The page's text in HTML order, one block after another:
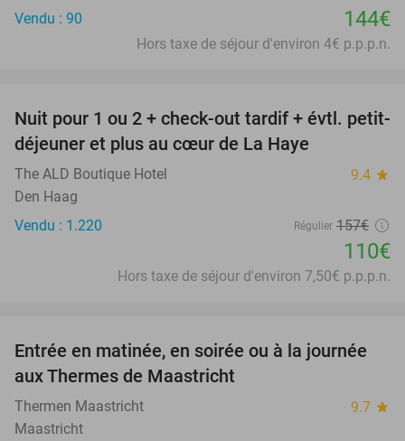
Vendu : 90
144€
Hors taxe de séjour d'environ 4€ p.p.p.n.
30%
Nuit pour 1 ou 2 + check-out tardif + évtl. petit-
déjeuner et plus au cœur de La Haye
The ALD Boutique Hotel 9.4 star
Den Haag
Vendu : 1.220
Régulier 157€
110€
Hors taxe de séjour d'environ 7,50€ p.p.p.n.
25%
Entrée en matinée, en soirée ou à la journée
aux Thermes de Maastricht
Thermen Maastricht 9.7 star
Maastricht